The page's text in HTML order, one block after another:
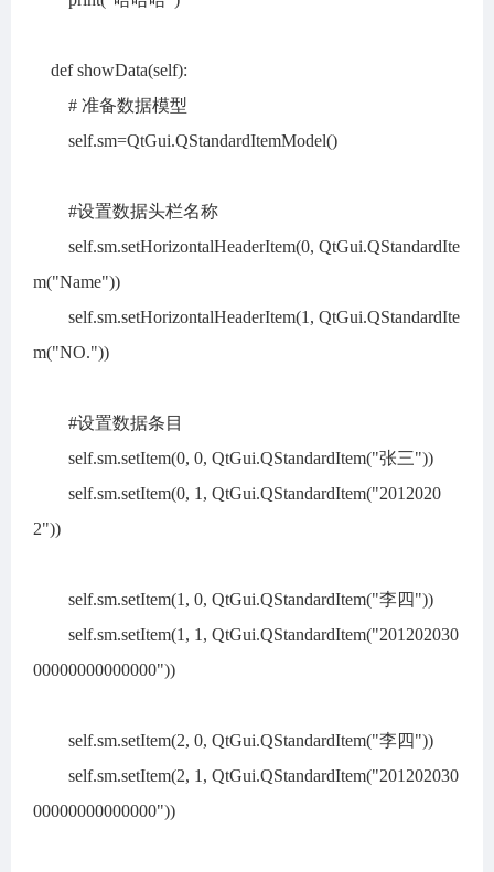
def showData(self):
# 准备数据模型
self.sm=QtGui.QStandardItemModel()
#设置数据头栏名称
self.sm.setHorizontalHeaderItem(0, QtGui.QStandardIte
m("Name"))
self.sm.setHorizontalHeaderItem(1, QtGui.QStandardIte
m("NO."))
#设置数据条目
self.sm.setItem(0, 0, QtGui.QStandardItem("张三"))
self.sm.setItem(0, 1, QtGui.QStandardItem("2012020
2"))
self.sm.setItem(1, 0, QtGui.QStandardItem("李四"))
self.sm.setItem(1, 1, QtGui.QStandardItem("201202030
00000000000000"))
self.sm.setItem(2, 0, QtGui.QStandardItem("李四"))
self.sm.setItem(2, 1, QtGui.QStandardItem("201202030
00000000000000"))